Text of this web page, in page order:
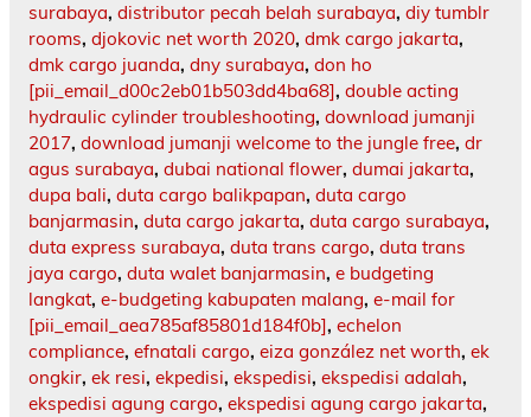
surabaya, distributor pecah belah surabaya, diy tumblr
rooms, djokovic net worth 2020, dmk cargo jakarta,
dmk cargo juanda, dny surabaya, don ho
[pii_email_d00c2eb01b503dd4ba68], double acting
hydraulic cylinder troubleshooting, download jumanji
2017, download jumanji welcome to the jungle free, dr
agus surabaya, dubai national flower, dumai jakarta,
dupa bali, duta cargo balikpapan, duta cargo
banjarmasin, duta cargo jakarta, duta cargo surabaya,
duta express surabaya, duta trans cargo, duta trans
jaya cargo, duta walet banjarmasin, e budgeting
langkat, e-budgeting kabupaten malang, e-mail for
[pii_email_aea785af85801d184f0b], echelon
compliance, efnatali cargo, eiza gonzález net worth, ek
ongkir, ek resi, ekpedisi, ekspedisi, ekspedisi adalah,
ekspedisi agung cargo, ekspedisi agung cargo jakarta,